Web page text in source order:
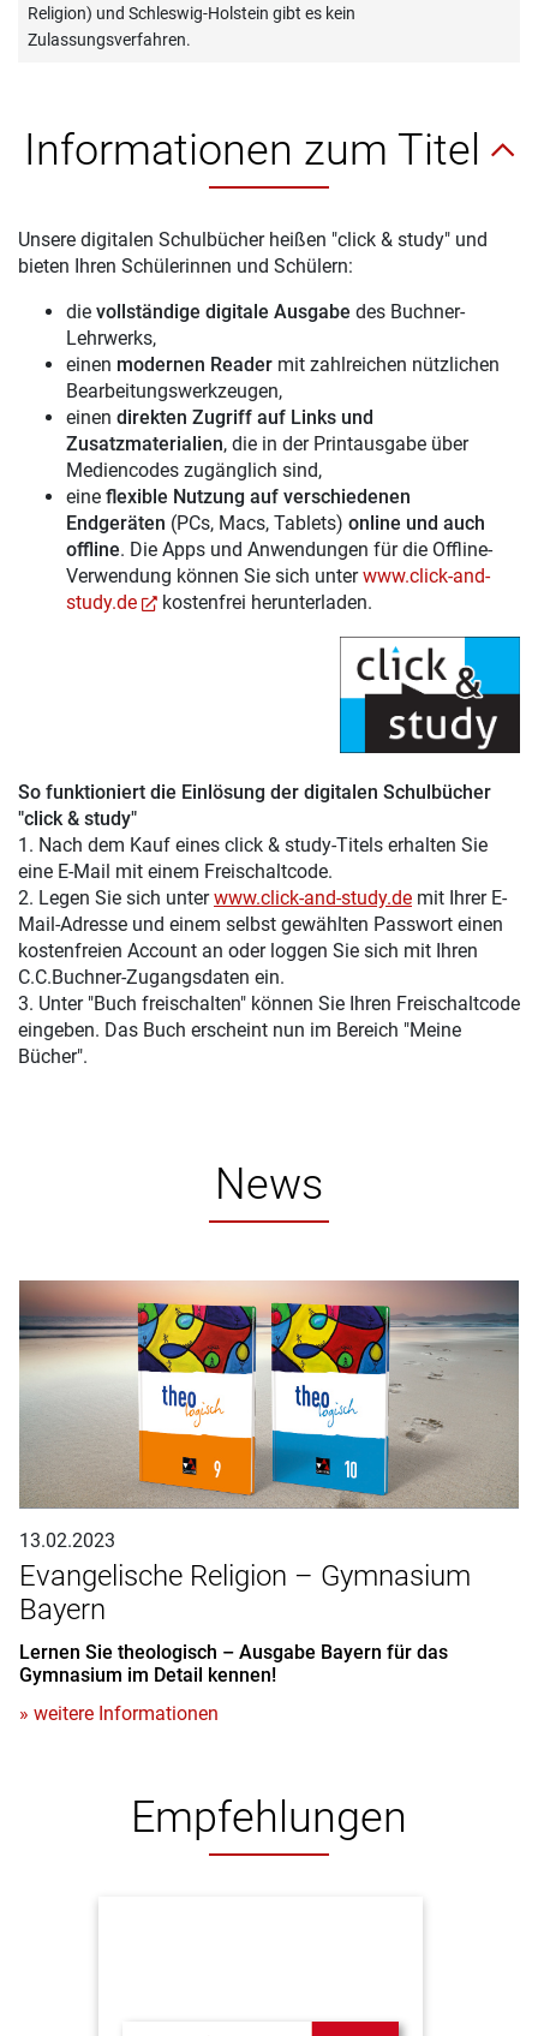
Religion) und Schleswig-Holstein gibt es kein
Zulassungsverfahren.
Informationen zum Titel
Unsere digitalen Schulbücher heißen "click & study" und
bieten Ihren Schülerinnen und Schülern:
die vollständige digitale Ausgabe des Buchner-
Lehrwerks,
einen modernen Reader mit zahlreichen nützlichen
Bearbeitungswerkzeugen,
einen direkten Zugriff auf Links und
Zusatzmaterialien, die in der Printausgabe über
Mediencodes zugänglich sind,
eine flexible Nutzung auf verschiedenen
Endgeräten (PCs, Macs, Tablets) online und auch
offline. Die Apps und Anwendungen für die Offline-
Verwendung können Sie sich unterwww.click-and-
study.de
kostenfrei herunterladen.
So funktioniert die Einlösung der digitalen Schulbücher
"click & study"
1. Nach dem Kauf eines click & study-Titels erhalten Sie
eine E-Mail mit einem Freischaltcode.
2. Legen Sie sich unterwww.click-and-study.de mit Ihrer E-
Mail-Adresse und einem selbst gewählten Passwort einen
kostenfreien Account an oder loggen Sie sich mit Ihren
C.C.Buchner-Zugangsdaten ein.
3. Unter "Buch freischalten" können Sie Ihren Freischaltcode
eingeben. Das Buch erscheint nun im Bereich "Meine
Bücher".
News
13.02.2023
Evangelische Religion – Gymnasium
Bayern
Lernen Sie theologisch – Ausgabe Bayern für das
Gymnasium im Detail kennen!
» weitere Informationen
Empfehlungen